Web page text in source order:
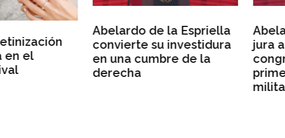
Abelardo de la Espriella
convierte su investidura
en una cumbre de la
derecha
Abelardo de la
jura ante los
congresistas pero da
primer discurso a los